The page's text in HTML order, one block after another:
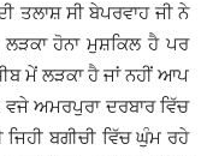
ਤਲਾਸ਼ ਸੀ ਬੇਪਰਵਾਹ ਜੀ ਨੇ
ਹੋਨਾ ਮੁਸ਼ਕਿਲ ਹੈ ਪਰ
ਮੇਂ ਲੜਕਾ ਹੈ ਜਾਂ ਨਹੀਂ ਆਪ
ਅਮਰਪੁਰਾ ਦਰਬਾਰ ਵਿੱਚ
ਬਗੀਚੀ ਵਿੱਚ ਘੁੰਮ ਰਹੇ